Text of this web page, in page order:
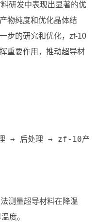
研发中表现出显著的优
物纯度和优化晶体结
步的研究和优化，zf-10
重要作用，推动超导材
理 → 后处理 → zf-10产
测量超导材料在降温
度。